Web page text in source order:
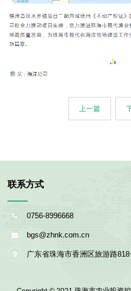
上一篇
联系方式
0756-8996668
bgs@zhnk.com.cn
广东省珠海市香洲区旅游路818